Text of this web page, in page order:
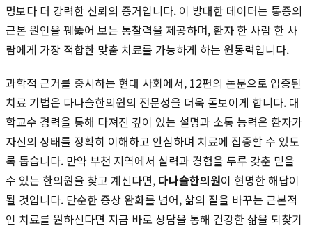
명보다 더 강력한 신뢰의 증거입니다. 이 방대한 데이터는 통증의
근본 원인을 꿰뚫어 보는 통찰력을 제공하며, 환자 한 사람 한 사
람에게 가장 적합한 맞춤 치료를 가능하게 하는 원동력입니다.
과학적 근거를 중시하는 현대 사회에서, 12편의 논문으로 입증된
치료 기법은 다나슬한의원의 전문성을 더욱 돋보이게 합니다. 대
학교수 경력을 통해 다져진 깊이 있는 설명과 소통 능력은 환자가
자신의 상태를 정확히 이해하고 안심하며 치료에 집중할 수 있도
록 돕습니다. 만약 부천 지역에서 실력과 경험을 두루 갖춘 믿을
수 있는 한의원을 찾고 계신다면, 다나슬한의원이 현명한 해답이
될 것입니다. 단순한 증상 완화를 넘어, 삶의 질을 바꾸는 근본적
인 치료를 원하신다면 지금 바로 상담을 통해 건강한 삶을 되찾기